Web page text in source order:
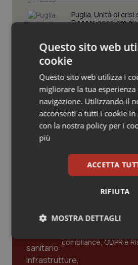
Oncologia & Nutrizione
Psoriasi & pelle
Quotidiano Cardiologia
Quotidiano Chirurgia
Quotidiano Oncologia
Rene & patologie
Salute orale & impianti
Puglia. Unità di crisi
Decaro accelera su
Farmaci. Puglia, dal
di un equivalente
Influenza. Dal 1°
campagna
Lombardia
Ultime analisi e review
compliance, GDPR e
Questo sito web
cookie
Questo sito web utilizza i
migliorare la tua esperienza
navigazione. Utilizzando il
acconsenti a tutti i cookie
con la nostra policy per i
più
ACCETTA
RIFIUTA
MOSTRA DETTAGLI
Necessari Statistici